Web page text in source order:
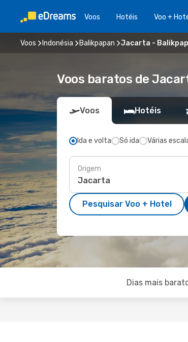
Voos Hotéis Voo +
Voos Indonésia Balikpapan Jacarta -
Voos baratos de
Voos Hotéis
Ida e volta Só ida Várias
Origem
Pesquisar Voo + Hotel
Dias mais